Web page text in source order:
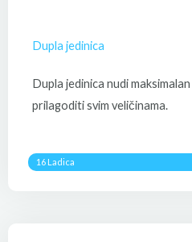
Dupla jedinica
Dupla jedinica nudi
prilagoditi svim veličinama.
16 Ladica